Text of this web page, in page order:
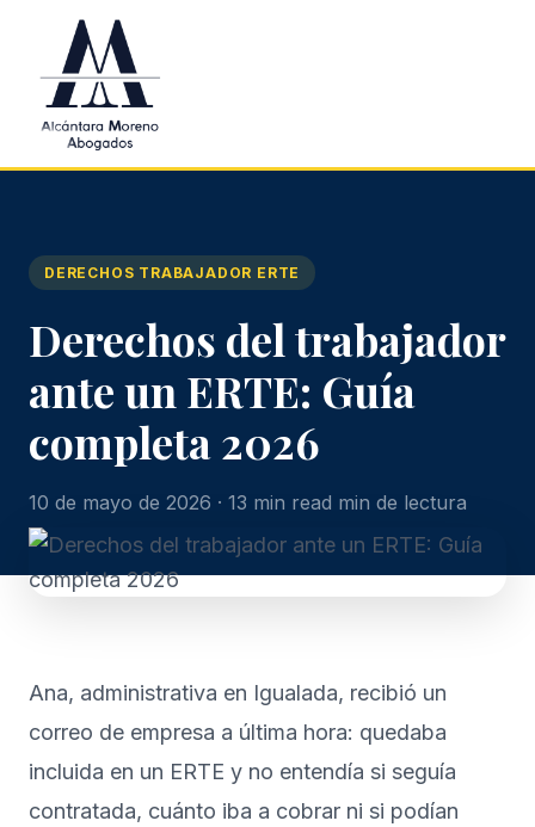
Saltar al contenido principal
DERECHOS TRABAJADOR ERTE
Derechos del trabajador
ante un ERTE: Guía
completa 2026
10 de mayo de 2026 · 13 min read min de lectura
Ana, administrativa en Igualada, recibió un
correo de empresa a última hora: quedaba
incluida en un ERTE y no entendía si seguía
contratada, cuánto iba a cobrar ni si podían